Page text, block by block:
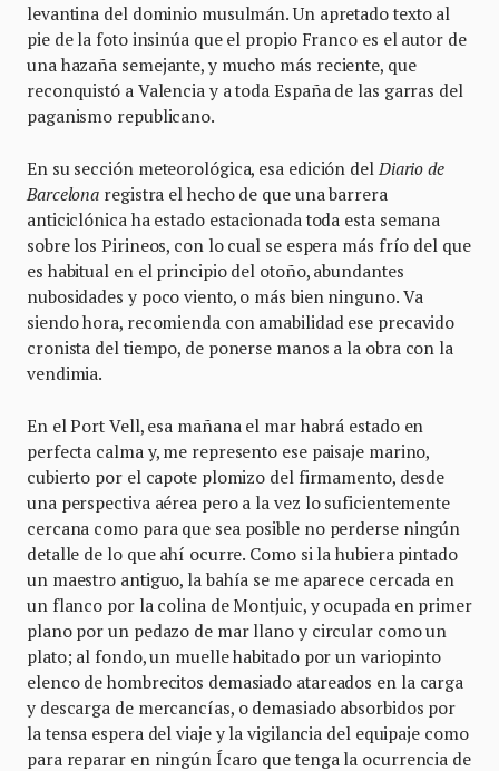
levantina del dominio musulmán. Un apretado texto al
pie de la foto insinúa que el propio Franco es el autor de
una hazaña semejante, y mucho más reciente, que
reconquistó a Valencia y a toda España de las garras del
paganismo republicano.
En su sección meteorológica, esa edición del Diario de
Barcelona registra el hecho de que una barrera
anticiclónica ha estado estacionada toda esta semana
sobre los Pirineos, con lo cual se espera más frío del que
es habitual en el principio del otoño, abundantes
nubosidades y poco viento, o más bien ninguno. Va
siendo hora, recomienda con amabilidad ese precavido
cronista del tiempo, de ponerse manos a la obra con la
vendimia.
En el Port Vell, esa mañana el mar habrá estado en
perfecta calma y, me represento ese paisaje marino,
cubierto por el capote plomizo del firmamento, desde
una perspectiva aérea pero a la vez lo suficientemente
cercana como para que sea posible no perderse ningún
detalle de lo que ahí ocurre. Como si la hubiera pintado
un maestro antiguo, la bahía se me aparece cercada en
un flanco por la colina de Montjuic, y ocupada en primer
plano por un pedazo de mar llano y circular como un
plato; al fondo, un muelle habitado por un variopinto
elenco de hombrecitos demasiado atareados en la carga
y descarga de mercancías, o demasiado absorbidos por
la tensa espera del viaje y la vigilancia del equipaje como
para reparar en ningún Ícaro que tenga la ocurrencia de